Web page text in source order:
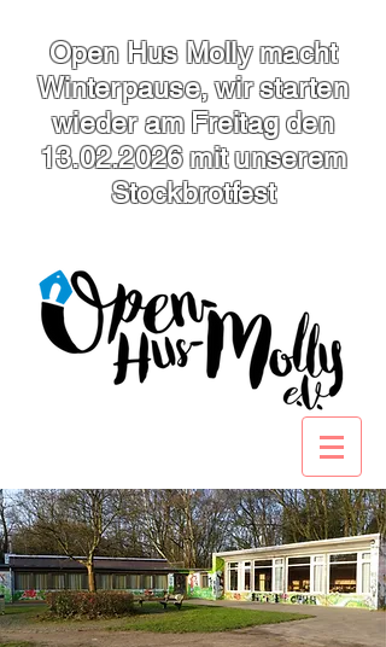
Open Hus Molly macht
Winterpause, wir starten
wieder am Freitag den
13.02.2026mit unserem
Stockbrotfest